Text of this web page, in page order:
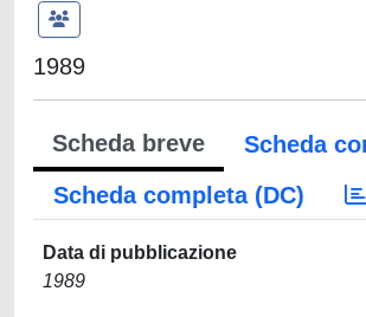
1989
Scheda breve
Scheda
Scheda completa (DC)
Data di pubblicazione
1989